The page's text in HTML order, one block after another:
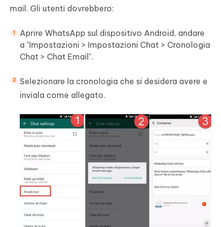
mail. Gli utenti dovrebbero:
Aprire WhatsApp sul dispositivo Android, andare
a "Impostazioni > Impostazioni Chat > Cronologia
Chat > Chat Email".
Selezionare la cronologia che si desidera avere e
inviala come allegato.